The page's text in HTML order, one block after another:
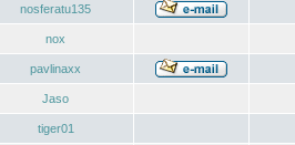
nosferatu135
nox
pavlinaxx
Jaso
tiger01